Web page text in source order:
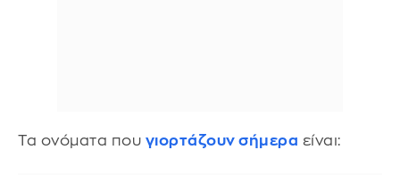
Τα ονόματα που γιορτάζουν σήμερα είναι: